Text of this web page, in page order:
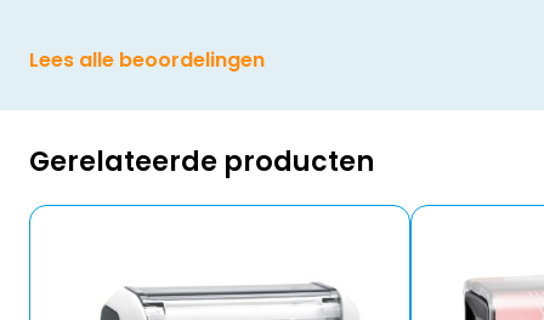
Lees alle beoordelingen
Gerelateerde producten